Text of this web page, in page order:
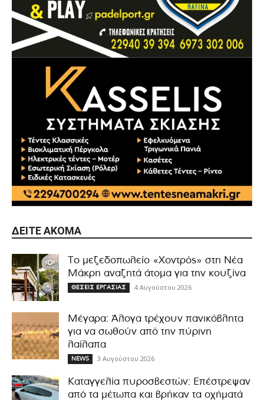
ΔΕΊΤΕ ΑΚΌΜΑ
Το μεζεδοπωλείο «Χοντρός» στη Νέα
Μάκρη αναζητά άτομα για την κουζίνα
ΘΕΣΕΙΣ ΕΡΓΑΣΙΑΣ 4 Αυγούστου 2026
Μέγαρα: Άλογα τρέχουν πανικόβλητα
για να σωθούν από την πύρινη
λαίλαπα
NEWS 3 Αυγούστου 2026
Καταγγελία πυροσβεστών: Επέστρεψαν
από τα μέτωπα και βρήκαν τα οχήματά